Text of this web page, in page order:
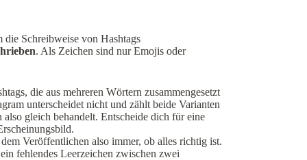
Schreibweise von Hashtags
. Als Zeichen sind nur Emojis oder
die aus mehreren Wörtern zusammengesetzt
unterscheidet nicht und zählt beide Varianten
gleich behandelt. Entscheide dich für eine
Veröffentlichen also immer, ob alles richtig ist.
fehlendes Leerzeichen zwischen zwei